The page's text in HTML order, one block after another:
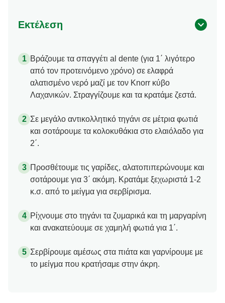
Εκτέλεση
Βράζουμε τα σπαγγέτι al dente (για 1΄ λιγότερο
από τον προτεινόμενο χρόνο) σε ελαφρά
αλατισμένο νερό μαζί με τον Knorr κύβο
Λαχανικών. Στραγγίζουμε και τα κρατάμε ζεστά.
Σε μεγάλο αντικολλητικό τηγάνι σε μέτρια φωτιά
και σοτάρουμε τα κολοκυθάκια στο ελαιόλαδο για
2΄.
Προσθέτουμε τις γαρίδες, αλατοπιπερώνουμε και
σοτάρουμε για 3΄ ακόμη. Κρατάμε ξεχωριστά 1-2
κ.σ. από το μείγμα για σερβίρισμα.
Ρίχνουμε στο τηγάνι τα ζυμαρικά και τη μαργαρίνη
και ανακατεύουμε σε χαμηλή φωτιά για 1΄.
Σερβίρουμε αμέσως στα πιάτα και γαρνίρουμε με
το μείγμα που κρατήσαμε στην άκρη.